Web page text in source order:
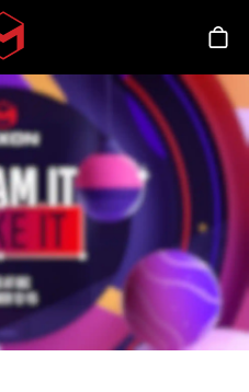
Skip to main content